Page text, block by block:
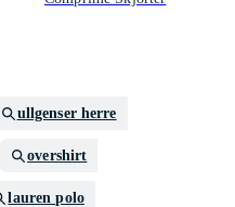
ullgenser herre
overshirt
lauren polo